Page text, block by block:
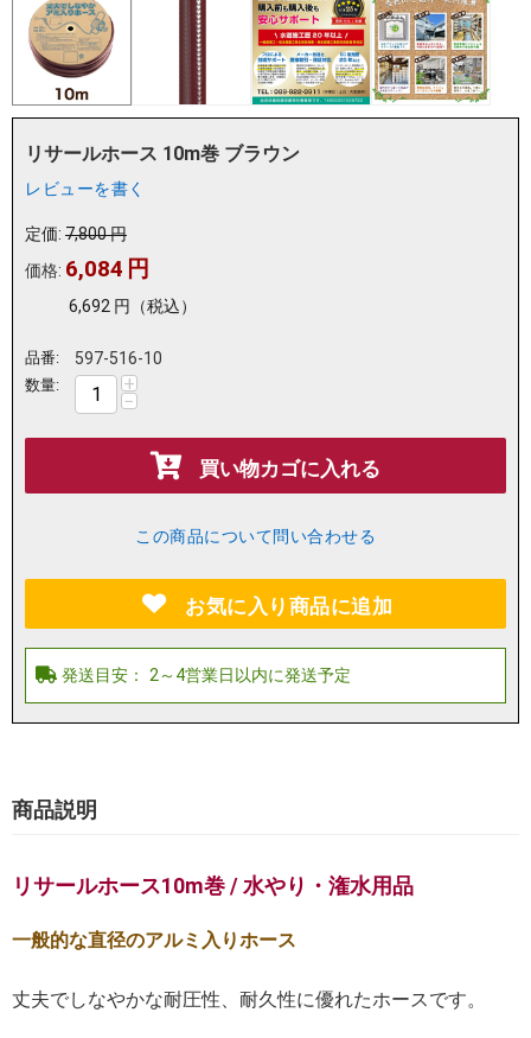
リサールホース 10m巻 ブラウン
レビューを書く
定価: 7,800円
価格: 6,084 円
6,692 円 （税込）
品番: 597-516-10
数量: +
−
買い物カゴに入れる
この商品について問い合わせる
お気に入り商品に追加
商品説明
リサールホース10m巻 / 水やり・潅水用品
一般的な直径のアルミ入りホース
丈夫でしなやかな耐圧性、耐久性に優れたホースです。